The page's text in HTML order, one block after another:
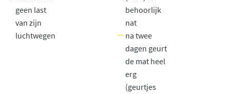
geen last
van zijn
luchtwegen
behoorlijk
nat
na twee
dagen geurt
de mat heel
erg
(geurtjes